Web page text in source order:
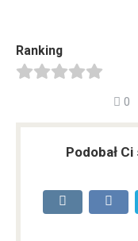
Ranking
0
Podobał